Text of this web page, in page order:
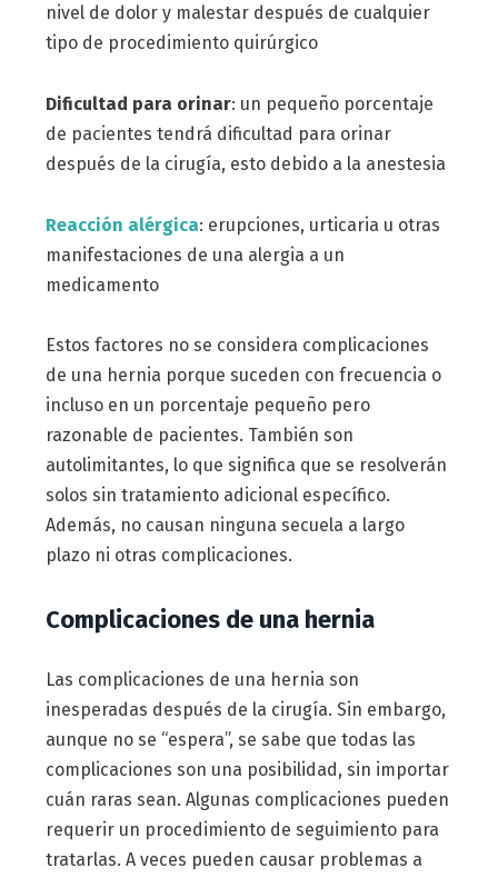
nivel de dolor y malestar después de cualquier
tipo de procedimiento quirúrgico
Dificultad para orinar: un pequeño porcentaje
de pacientes tendrá dificultad para orinar
después de la cirugía, esto debido a la anestesia
Reacción alérgica: erupciones, urticaria u otras
manifestaciones de una alergia a un
medicamento
Estos factores no se considera complicaciones
de una hernia porque suceden con frecuencia o
incluso en un porcentaje pequeño pero
razonable de pacientes. También son
autolimitantes, lo que significa que se resolverán
solos sin tratamiento adicional específico.
Además, no causan ninguna secuela a largo
plazo ni otras complicaciones.
Complicaciones de una hernia
Las complicaciones de una hernia son
inesperadas después de la cirugía. Sin embargo,
aunque no se “espera”, se sabe que todas las
complicaciones son una posibilidad, sin importar
cuán raras sean. Algunas complicaciones pueden
requerir un procedimiento de seguimiento para
tratarlas. A veces pueden causar problemas a